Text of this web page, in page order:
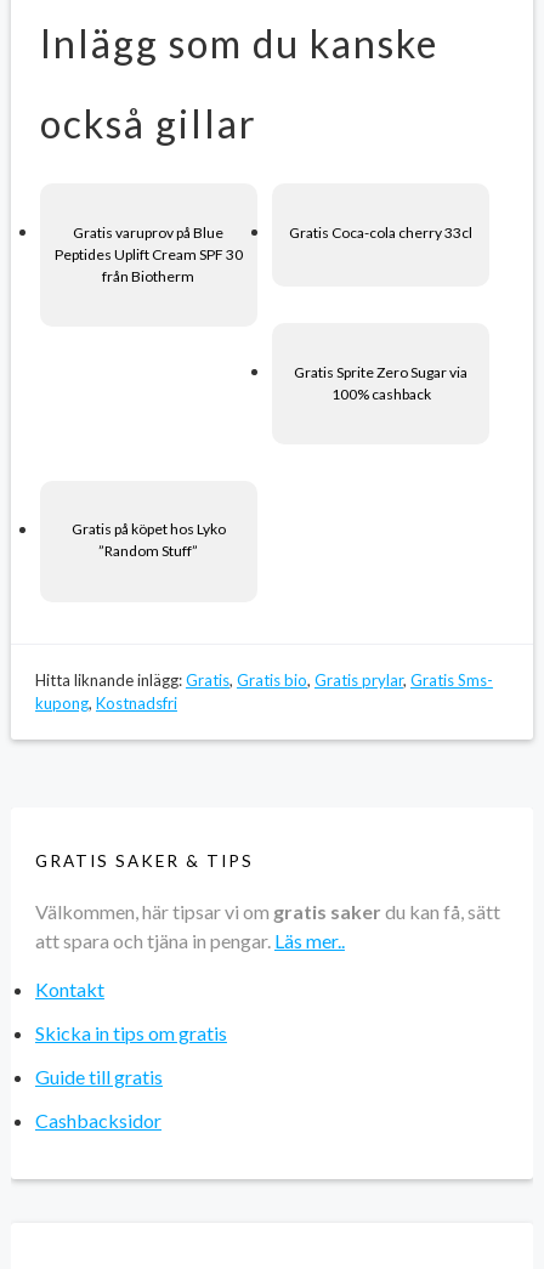
Inlägg som du kanske
också gillar
Gratis varuprov på Blue
Peptides Uplift Cream SPF 30
från Biotherm
Gratis Coca-cola cherry 33cl
Gratis Sprite Zero Sugar via
100% cashback
Gratis på köpet hos Lyko
”Random Stuff”
Hitta liknande inlägg:Gratis, Gratis bio, Gratis prylar, Gratis Sms-
kupong, Kostnadsfri
GRATIS SAKER & TIPS
Välkommen, här tipsar vi om gratis saker du kan få, sätt
att spara och tjäna in pengar. Läs mer..
Kontakt
Skicka in tips om gratis
Guide till gratis
Cashbacksidor